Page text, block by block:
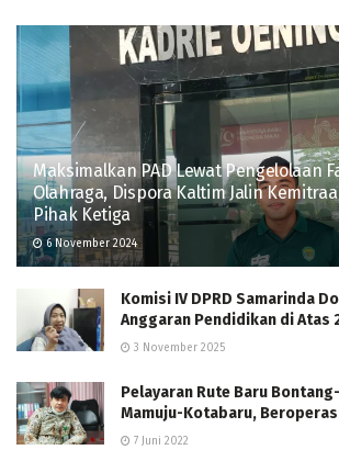
Maksimalkan PAD Lewat Pengelolaan
Olahraga, Dispora Kaltim Jalin
Pihak Ketiga
6 November 2024
Komisi IV DPRD Samarinda
Anggaran Pendidikan di Atas
3 November 2025
Pelayaran Rute Baru
Mamuju-Kotabaru,
7 Juni 2022